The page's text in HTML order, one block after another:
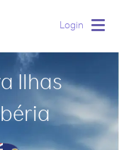
Login
Ilhas